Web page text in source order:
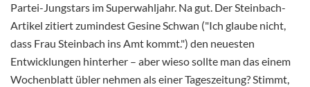
Partei-Jungstars im Superwahljahr. Na gut. Der Steinbach-
Artikel zitiert zumindest Gesine Schwan ("Ich glaube nicht,
dass Frau Steinbach ins Amt kommt.") den neuesten
Entwicklungen hinterher – aber wieso sollte man das einem
Wochenblatt übler nehmen als einer Tageszeitung? Stimmt,